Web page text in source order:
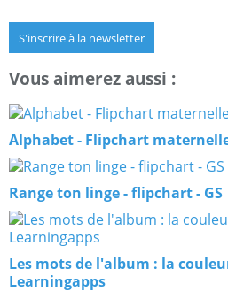
S'inscrire à la newsletter
Vous aimerez aussi :
Alphabet - Flipchart
Range ton linge - flipchart - GS
Les mots de l'album : la
Learningapps